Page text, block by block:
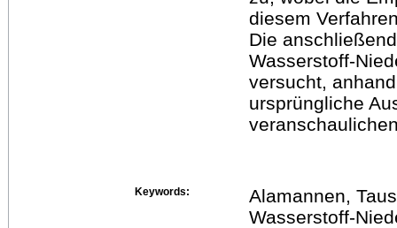
diesem
Die
Wasserstoff-
versucht,
ursprüngliche
Keywords:
Alamannen,
Wasserstoff-